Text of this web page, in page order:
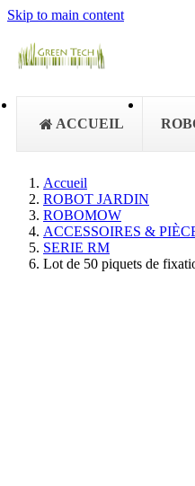
Skip to main content
ACCUEIL
Accueil
ROBOT JARDIN
ROBOMOW
ACCESSOIRES &
SERIE RM
Lot de 50 piquets de